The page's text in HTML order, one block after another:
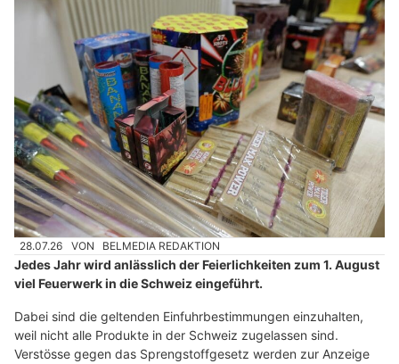
28.07.26 VON BELMEDIA REDAKTION
Jedes Jahr wird anlässlich der Feierlichkeiten zum 1. August
viel Feuerwerk in die Schweiz eingeführt.
Dabei sind die geltenden Einfuhrbestimmungen einzuhalten,
weil nicht alle Produkte in der Schweiz zugelassen sind.
Verstösse gegen das Sprengstoffgesetz werden zur Anzeige